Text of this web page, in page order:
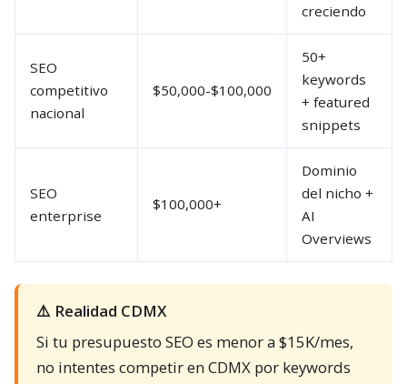
creciendo
SEO
competitivo
nacional
$50,000-$100,000
50+
keywords
+ featured
snippets
SEO
enterprise
$100,000+
Dominio
del nicho +
AI
Overviews
⚠️ Realidad CDMX
Si tu presupuesto SEO es menor a $15K/mes,
no intentes competir en CDMX por keywords